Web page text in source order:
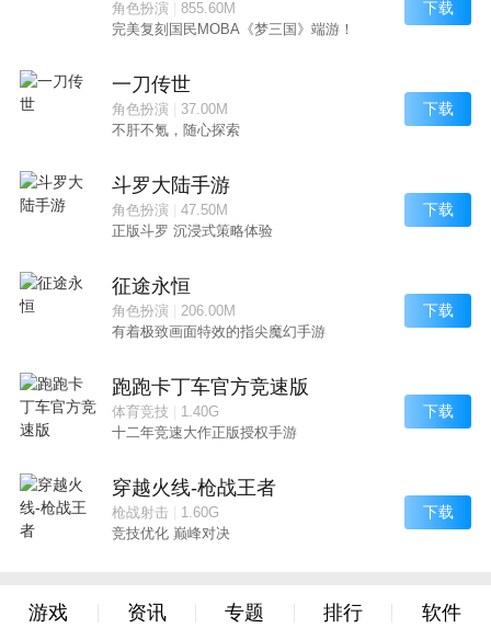
角色扮演| 855.60M
完美复刻国民MOBA《梦三国》端游！
下载
一刀传世
角色扮演| 37.00M
不肝不氪，随心探索
下载
斗罗大陆手游
角色扮演| 47.50M
正版斗罗 沉浸式策略体验
下载
征途永恒
角色扮演| 206.00M
有着极致画面特效的指尖魔幻手游
下载
跑跑卡丁车官方竞速版
体育竞技
1.40G
十二年竞速大作正版授权手游
下载
穿越火线-枪战王者
枪战射击
1.60G
竞技优化 巅峰对决
下载
游戏 资讯 专题 排行 软件